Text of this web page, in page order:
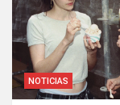
NOTICIAS